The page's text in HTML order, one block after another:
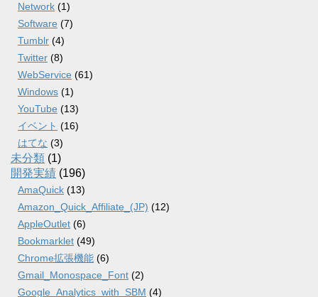
Network (1)
Software (7)
Tumblr (4)
Twitter (8)
WebService (61)
Windows (1)
YouTube (13)
イベント (16)
はてな (3)
未分類 (1)
開発実績 (196)
AmaQuick (13)
Amazon_Quick_Affiliate_(JP) (12)
AppleOutlet (6)
Bookmarklet (49)
Chrome拡張機能 (6)
Gmail_Monospace_Font (2)
Google_Analytics_with_SBM (4)